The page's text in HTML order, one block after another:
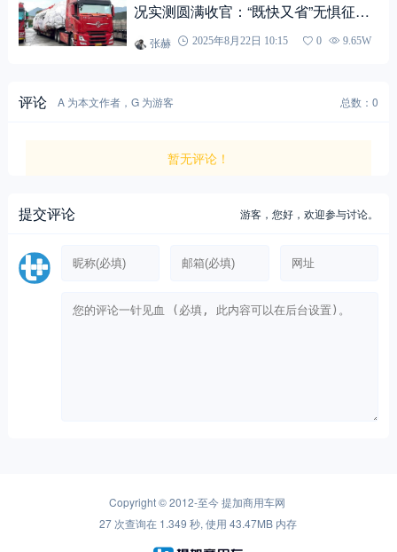
况实测圆满收官：“既快又省”无惧征
途！张赫 2025年8月22日 10:15 0 9.65W
评论 A 为本文作者，G 为游客 总数：0
暂无评论！
提交评论 游客，您好，欢迎参与讨论。
Copyright © 2012-至今提加商用车网
27 次查询在 1.349 秒, 使用 43.47MB 内存